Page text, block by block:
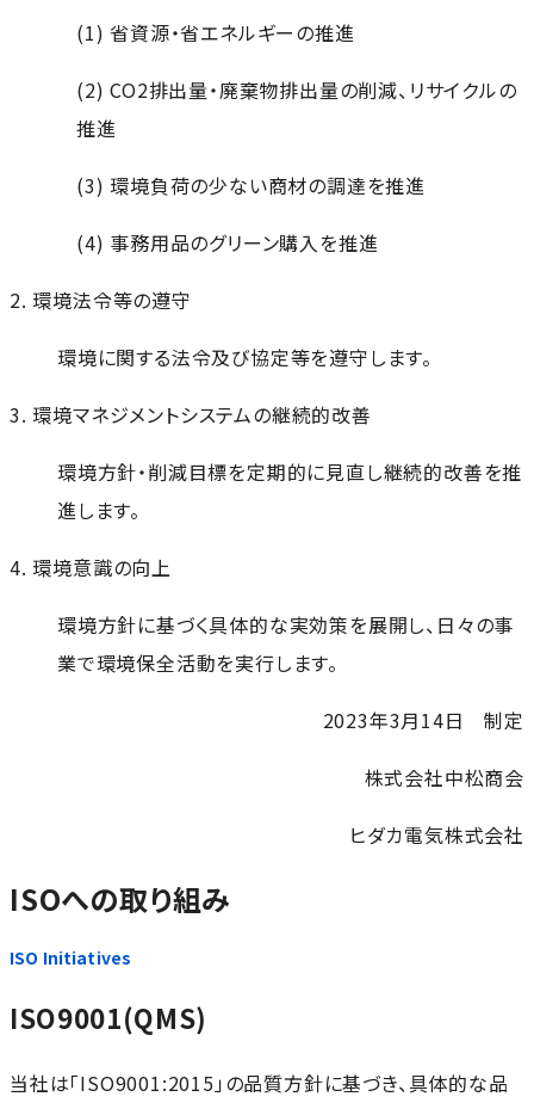
(1) 省資源・省エネルギーの推進
(2) CO2排出量・廃棄物排出量の削減、リサイクルの
推進
(3) 環境負荷の少ない商材の調達を推進
(4) 事務用品のグリーン購入を推進
2. 環境法令等の遵守
環境に関する法令及び協定等を遵守します。
3. 環境マネジメントシステムの継続的改善
環境方針・削減目標を定期的に見直し継続的改善を推
進します。
4. 環境意識の向上
環境方針に基づく具体的な実効策を展開し、日々の事
業で環境保全活動を実行します。
2023年3月14日 制定
株式会社中松商会
ヒダカ電気株式会社
ISOへの取り組み
ISO Initiatives
ISO9001(QMS)
当社は「ISO9001:2015」の品質方針に基づき、具体的な品